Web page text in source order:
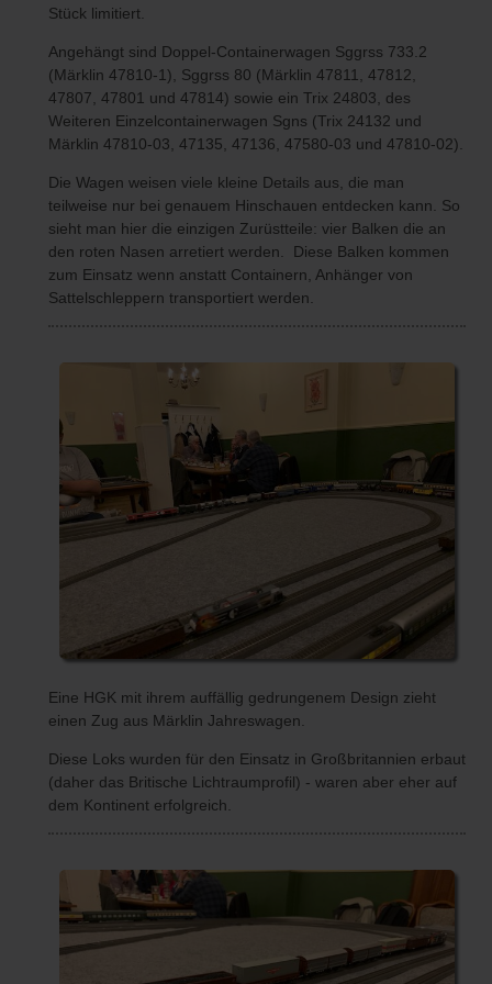
Stück limitiert.
Angehängt sind Doppel-Containerwagen Sggrss 733.2
(Märklin 47810-1), Sggrss 80 (Märklin 47811, 47812,
47807, 47801 und 47814) sowie ein Trix 24803, des
Weiteren Einzelcontainerwagen Sgns (Trix 24132 und
Märklin 47810-03, 47135, 47136, 47580-03 und 47810-02).
Die Wagen weisen viele kleine Details aus, die man
teilweise nur bei genauem Hinschauen entdecken kann. So
sieht man hier die einzigen Zurüstteile: vier Balken die an
den roten Nasen arretiert werden. Diese Balken kommen
zum Einsatz wenn anstatt Containern, Anhänger von
Sattelschleppern transportiert werden.
Eine HGK mit ihrem auffällig gedrungenem Design zieht
einen Zug aus Märklin Jahreswagen.
Diese Loks wurden für den Einsatz in Großbritannien erbaut
(daher das Britische Lichtraumprofil) - waren aber eher auf
dem Kontinent erfolgreich.